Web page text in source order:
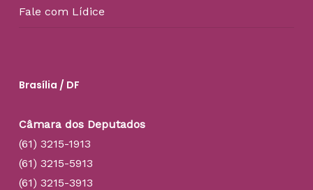
Fale com Lídice
Brasília / DF
Câmara dos Deputados
(61) 3215-1913
(61) 3215-5913
(61) 3215-3913